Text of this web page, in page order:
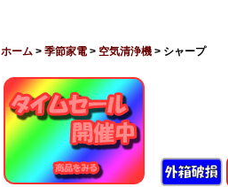
ホーム > 季節家電 > 空気清浄機 > シャープ